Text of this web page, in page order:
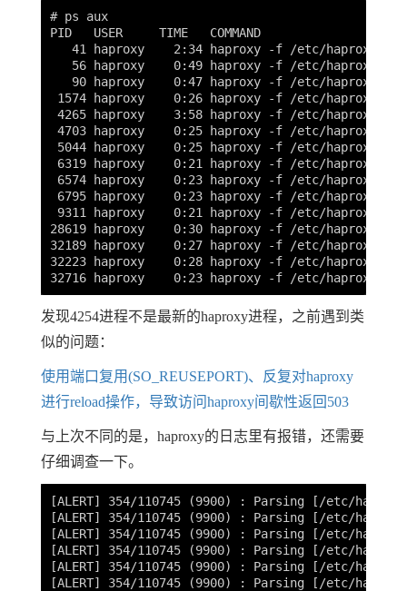
# ps aux
PID   USER     TIME   COMMAND
41 haproxy    2:34 haproxy -f /etc/haproxy/
56 haproxy    0:49 haproxy -f /etc/haproxy/
90 haproxy    0:47 haproxy -f /etc/haproxy/
1574 haproxy    0:26 haproxy -f /etc/haproxy/
4265 haproxy    3:58 haproxy -f /etc/haproxy/
4703 haproxy    0:25 haproxy -f /etc/haproxy/
5044 haproxy    0:25 haproxy -f /etc/haproxy/
6319 haproxy    0:21 haproxy -f /etc/haproxy/
6574 haproxy    0:23 haproxy -f /etc/haproxy/
6795 haproxy    0:23 haproxy -f /etc/haproxy/
9311 haproxy    0:21 haproxy -f /etc/haproxy/
28619 haproxy    0:30 haproxy -f /etc/haproxy/
32189 haproxy    0:27 haproxy -f /etc/haproxy/
32223 haproxy    0:28 haproxy -f /etc/haproxy/
发现4254进程不是最新的haproxy进程，之前遇到类
似的问题：
使用端口复用(SO_REUSEPORT)、反复对haproxy
进行reload操作，导致访问haproxy间歇性返回503
与上次不同的是，haproxy的日志里有报错，还需要
仔细调查一下。
[ALERT] 354/110745 (9900) : Parsing [/etc/
[ALERT] 354/110745 (9900) : Parsing [/etc/
[ALERT] 354/110745 (9900) : Parsing [/etc/
[ALERT] 354/110745 (9900) : Parsing [/etc/
[ALERT] 354/110745 (9900) : Parsing [/etc/
[ALERT] 354/110745 (9900) : Parsing [/etc/